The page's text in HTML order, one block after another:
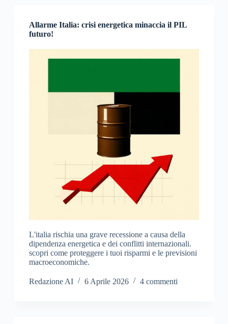
Allarme Italia: crisi energetica minaccia il PIL
futuro!
L'italia rischia una grave recessione a causa della
dipendenza energetica e dei conflitti internazionali.
scopri come proteggere i tuoi risparmi e le previsioni
macroeconomiche.
Redazione AI 6 Aprile 2026 4 commenti